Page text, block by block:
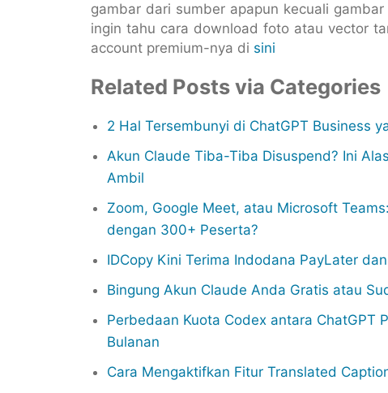
gambar dari sumber apapun kecuali
ingin tahu cara download foto atau vector
account premium-nya di sini
Related Posts via Categories
2 Hal Tersembunyi di ChatGPT Business
Akun Claude Tiba-Tiba Disuspend? Ini
Ambil
Zoom, Google Meet, atau Microsoft
dengan 300+ Peserta?
IDCopy Kini Terima Indodana PayLater
Bingung Akun Claude Anda Gratis atau
Perbedaan Kuota Codex antara ChatGPT
Bulanan
Cara Mengaktifkan Fitur Translated